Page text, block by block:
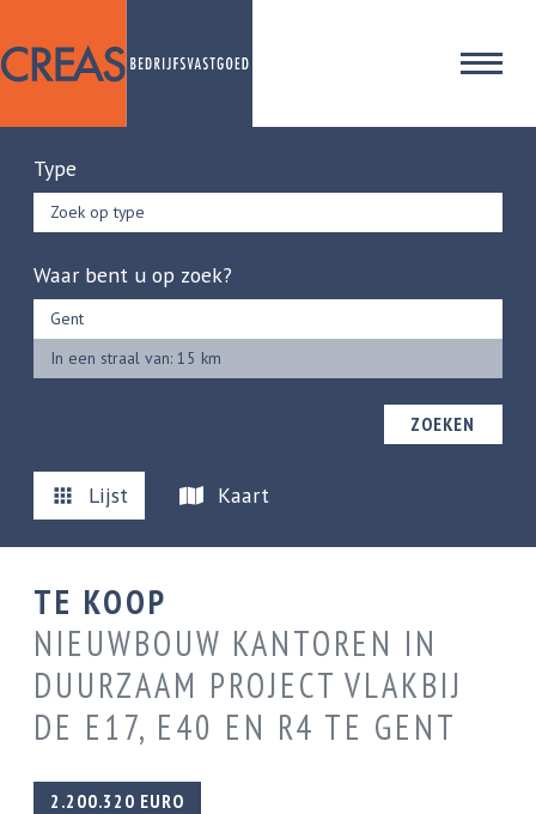
Type
Zoek op type
Waar bent u op zoek?
In een straal van: 15 km
ZOEKEN
Lijst Kaart
TE KOOP
NIEUWBOUW KANTOREN IN
DUURZAAM PROJECT VLAKBIJ
DE E17, E40 EN R4 TE GENT
2.200.320 EURO